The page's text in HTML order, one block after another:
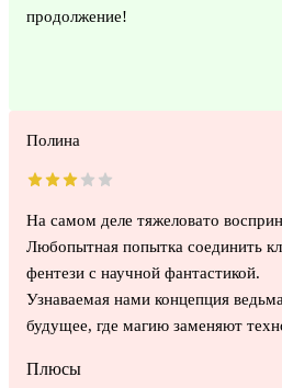
продолжение!
Полина
На самом деле тяжеловато
Любопытная попытка соединить
фентези с научной фантастикой.
Узнаваемая нами концепция
будущее, где магию заменяют
Плюсы